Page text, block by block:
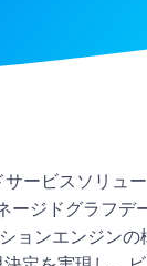
ービスソリュ
ジドグラフデ
ョンエンジン